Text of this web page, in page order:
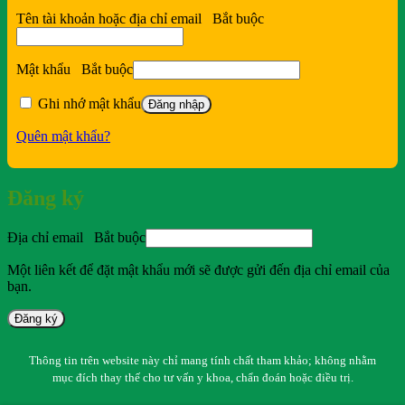
Tên tài khoản hoặc địa chỉ email Bắt buộc
Mật khẩu Bắt buộc
Ghi nhớ mật khẩu Đăng nhập
Quên mật khẩu?
Đăng ký
Địa chỉ email Bắt buộc
Một liên kết để đặt mật khẩu mới sẽ được gửi đến địa chỉ email của
bạn.
Đăng ký
Thông tin trên website này chỉ mang tính chất tham khảo; không nhằm
mục đích thay thế cho tư vấn y khoa, chẩn đoán hoặc điều trị.